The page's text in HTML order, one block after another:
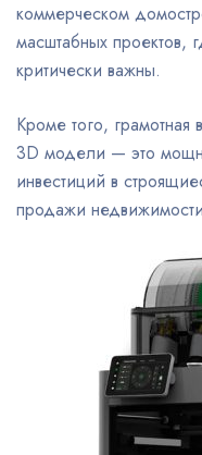
коммерческом
масштабных проектов,
критически важны.
Кроме того, грамотная
3D модели — это
инвестиций в
продажи